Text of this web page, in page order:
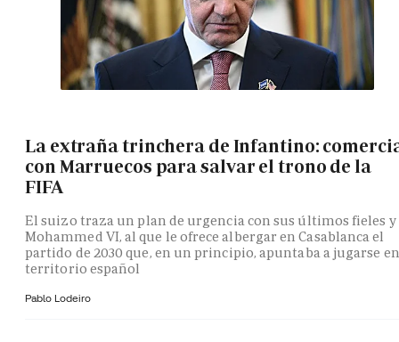
La extraña trinchera de Infantino:
con Marruecos para salvar el trono de la
FIFA
El suizo traza un plan de urgencia con sus últimos fieles y
Mohammed VI, al que le ofrece albergar en Casablanca el
partido de 2030 que, en un principio, apuntaba a jugarse en
territorio español
Pablo Lodeiro